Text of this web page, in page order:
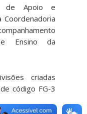
de Apoio e
Coordenadoria
Ensino da
criadas
código FG-3